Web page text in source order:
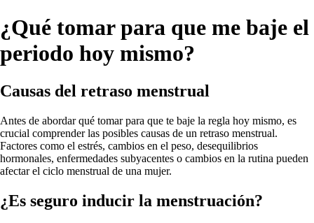
¿Qué tomar para que me baje el
periodo hoy mismo?
Causas del retraso menstrual
Antes de abordar qué tomar para que te baje la regla hoy mismo, es
crucial comprender las posibles causas de un retraso menstrual.
Factores como el estrés, cambios en el peso, desequilibrios
hormonales, enfermedades subyacentes o cambios en la rutina pueden
afectar el ciclo menstrual de una mujer.
¿Es seguro inducir la menstruación?